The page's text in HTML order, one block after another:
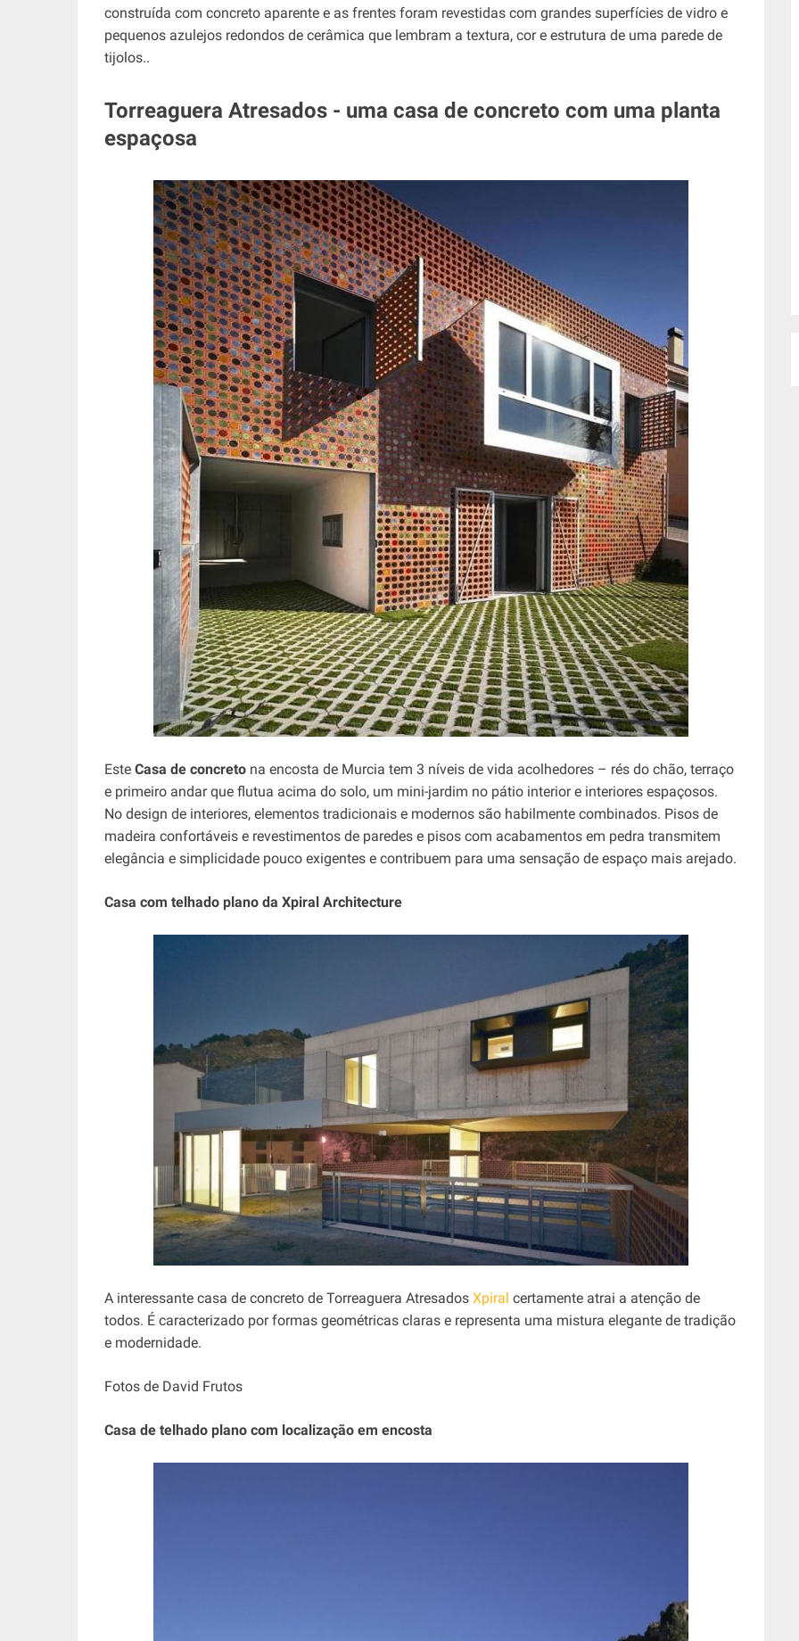
construída com concreto aparente e as frentes foram revestidas com grandes superfícies de vidro e
pequenos azulejos redondos de cerâmica que lembram a textura, cor e estrutura de uma parede de
tijolos..
Torreaguera Atresados ​​- uma casa de concreto com uma planta
espaçosa
Este Casa de concreto na encosta de Murcia tem 3 níveis de vida acolhedores – rés do chão, terraço
e primeiro andar que flutua acima do solo, um mini-jardim no pátio interior e interiores espaçosos.
No design de interiores, elementos tradicionais e modernos são habilmente combinados. Pisos de
madeira confortáveis ​​e revestimentos de paredes e pisos com acabamentos em pedra transmitem
elegância e simplicidade pouco exigentes e contribuem para uma sensação de espaço mais arejado.
Casa com telhado plano da Xpiral Architecture
A interessante casa de concreto de Torreaguera Atresados Xpiral certamente atrai a atenção de
todos. É caracterizado por formas geométricas claras e representa uma mistura elegante de tradição
e modernidade.
Fotos de David Frutos
Casa de telhado plano com localização em encosta